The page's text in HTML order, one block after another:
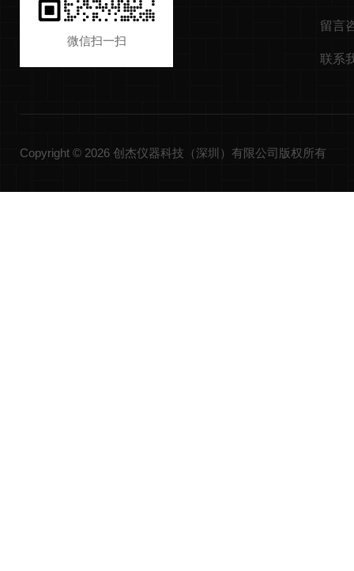
微信扫一扫
留言
联系
Copyright © 2026 创杰仪器科技（深圳）有限公司版权所有